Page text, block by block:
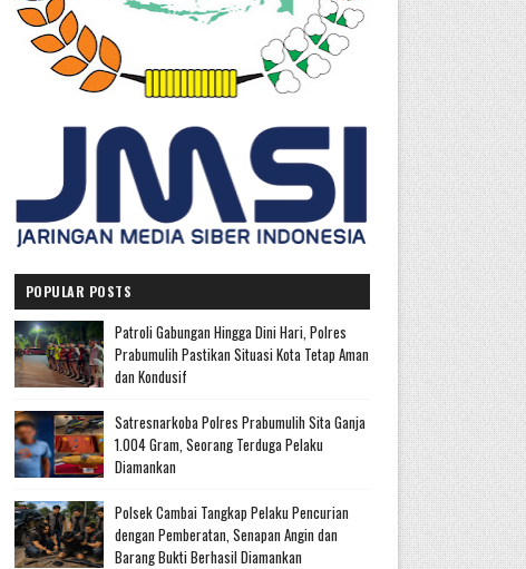
POPULAR POSTS
Patroli Gabungan Hingga Dini Hari, Polres
Prabumulih Pastikan Situasi Kota Tetap Aman
dan Kondusif
Satresnarkoba Polres Prabumulih Sita Ganja
1.004 Gram, Seorang Terduga Pelaku
Diamankan
Polsek Cambai Tangkap Pelaku Pencurian
dengan Pemberatan, Senapan Angin dan
Barang Bukti Berhasil Diamankan